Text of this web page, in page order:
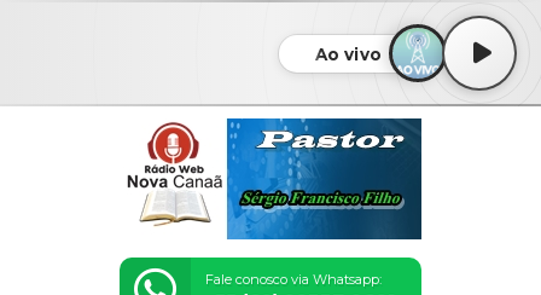
Ao vivo
Fale conosco via Whatsapp: